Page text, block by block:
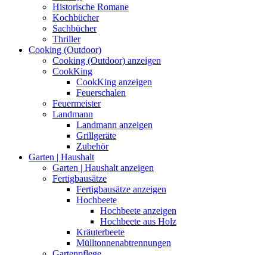
Historische Romane
Kochbücher
Sachbücher
Thriller
Cooking (Outdoor)
Cooking (Outdoor) anzeigen
CookKing
CookKing anzeigen
Feuerschalen
Feuermeister
Landmann
Landmann anzeigen
Grillgeräte
Zubehör
Garten | Haushalt
Garten | Haushalt anzeigen
Fertigbausätze
Fertigbausätze anzeigen
Hochbeete
Hochbeete anzeigen
Hochbeete aus Holz
Kräuterbeete
Mülltonnenabtrennungen